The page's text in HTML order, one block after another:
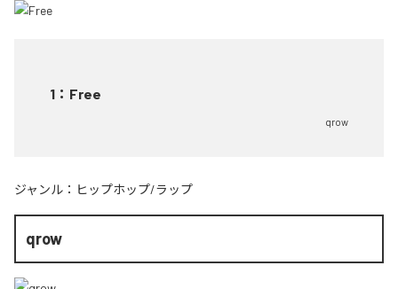
1 ： Free
qrow
ジャンル： ヒップホップ/ラップ
qrow